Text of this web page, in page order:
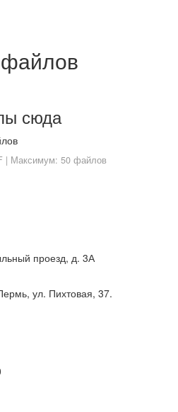
файлов
сюда
| Максимум: 50 файлов
проезд, д. 3А
ул. Пихтовая, 37.